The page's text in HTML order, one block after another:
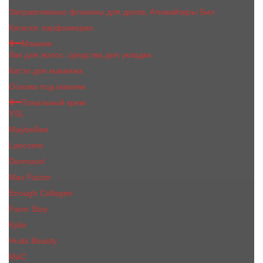
Заправляемые флаконы для духов, Атомайзеры 5мл
Каталог парфюмерии
Макияж
Лак для волос, средства для укладки
Кисти для макияжа
Основа под макияж
Тональный крем
YSL
Maybelline
Lancome
Dermacol
Max Factor
Enough Collagen
Farm Stay
Kylie
Huda Beauty
МаС